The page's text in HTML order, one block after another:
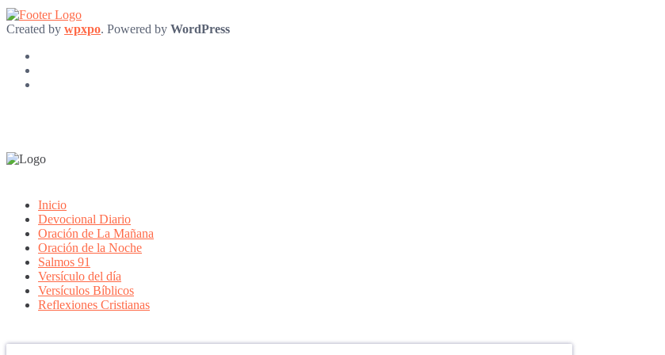
Created by wpxpo. Powered by WordPress
Inicio
Devocional Diario
Oración de La Mañana
Oración de la Noche
Salmos 91
Versículo del día
Versículos Bíblicos
Reflexiones Cristianas